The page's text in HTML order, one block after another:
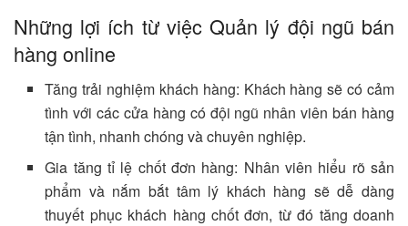
Những lợi ích từ việc Quản lý đội ngũ bán
hàng online
Tăng trải nghiệm khách hàng: Khách hàng sẽ có cảm
tình với các cửa hàng có đội ngũ nhân viên bán hàng
tận tình, nhanh chóng và chuyên nghiệp.
Gia tăng tỉ lệ chốt đơn hàng: Nhân viên hiểu rõ sản
phẩm và nắm bắt tâm lý khách hàng sẽ dễ dàng
thuyết phục khách hàng chốt đơn, từ đó tăng doanh